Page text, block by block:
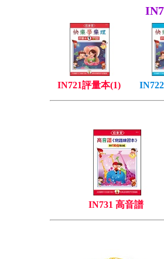
IN721評量本(1)
IN731 高音譜